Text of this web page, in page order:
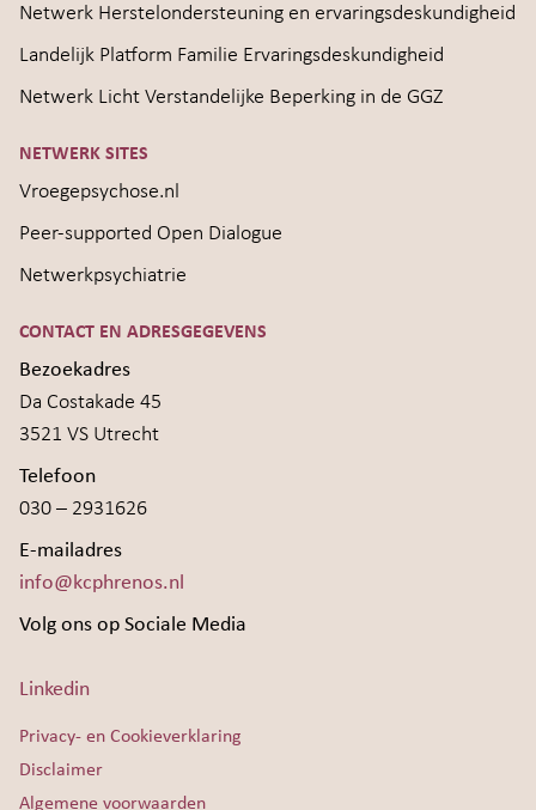
Netwerk Herstelondersteuning en ervaringsdeskundigheid
Landelijk Platform Familie Ervaringsdeskundigheid
Netwerk Licht Verstandelijke Beperking in de GGZ
NETWERK SITES
Vroegepsychose.nl
Peer-supported Open Dialogue
Netwerkpsychiatrie
CONTACT EN ADRESGEGEVENS
Bezoekadres
Da Costakade 45
3521 VS Utrecht
Telefoon
030 – 2931626
E-mailadres
info@kcphrenos.nl
Volg ons op Sociale Media
Linkedin
Privacy- en Cookieverklaring
Disclaimer
Algemene voorwaarden